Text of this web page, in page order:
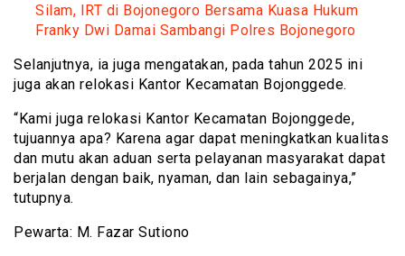
Silam, IRT di Bojonegoro Bersama Kuasa Hukum
Franky Dwi Damai Sambangi Polres Bojonegoro
Selanjutnya, ia juga mengatakan, pada tahun 2025 ini
juga akan relokasi Kantor Kecamatan Bojonggede.
“Kami juga relokasi Kantor Kecamatan Bojonggede,
tujuannya apa? Karena agar dapat meningkatkan kualitas
dan mutu akan aduan serta pelayanan masyarakat dapat
berjalan dengan baik, nyaman, dan lain sebagainya,”
tutupnya.
Pewarta: M. Fazar Sutiono